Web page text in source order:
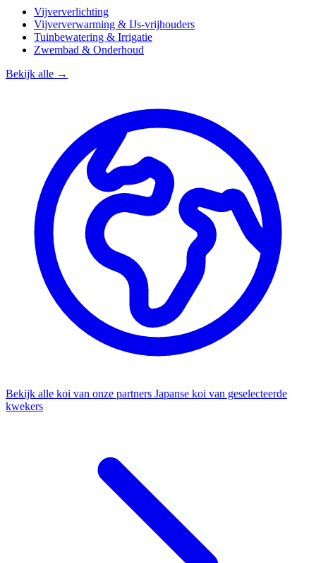
Vijververlichting
Vijververwarming & IJs-vrijhouders
Tuinbewatering & Irrigatie
Zwembad & Onderhoud
Bekijk alle →
Bekijk alle koi van onze partners Japanse koi van geselecteerde
kwekers